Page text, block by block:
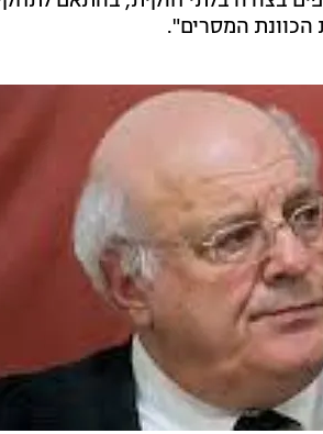
הכוונת המסרים".